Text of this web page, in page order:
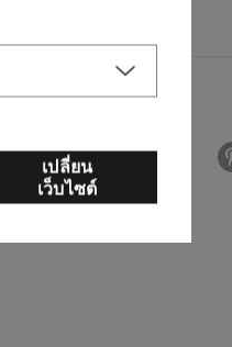
เปลี่ยน
เว็บไซต์